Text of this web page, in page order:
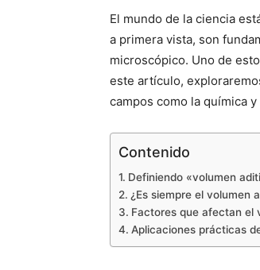
El mundo de la ciencia
a primera vista, son
microscópico. Uno de
este artículo,
campos como la química y
Contenido
Definiendo «volumen
¿Es siempre el volumen
Factores que afectan el
Aplicaciones prácticas